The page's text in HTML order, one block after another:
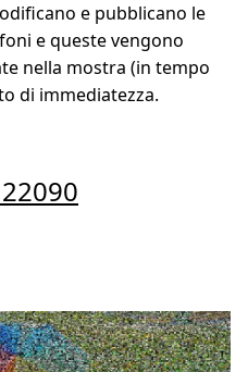
e pubblicano le
e queste vengono
nella mostra (in tempo
di immediatezza.